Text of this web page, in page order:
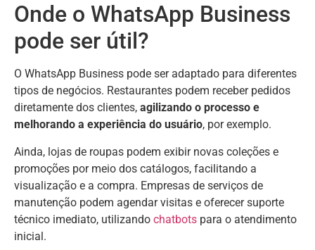
Onde o WhatsApp Business
pode ser útil?
O WhatsApp Business pode ser adaptado para diferentes
tipos de negócios. Restaurantes podem receber pedidos
diretamente dos clientes, agilizando o processo e
melhorando a experiência do usuário, por exemplo.
Ainda, lojas de roupas podem exibir novas coleções e
promoções por meio dos catálogos, facilitando a
visualização e a compra. Empresas de serviços de
manutenção podem agendar visitas e oferecer suporte
técnico imediato, utilizando chatbots para o atendimento
inicial.